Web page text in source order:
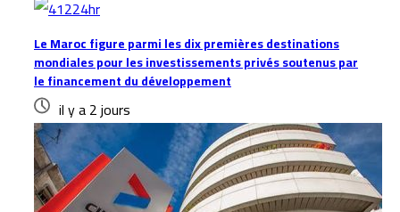
Le Maroc figure parmi les dix premières destinations
mondiales pour les investissements privés soutenus par
le financement du développement
il y a 2 jours